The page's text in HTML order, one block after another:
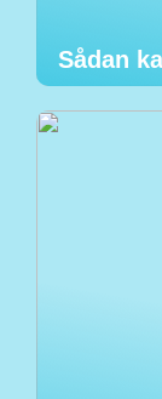
Sådan